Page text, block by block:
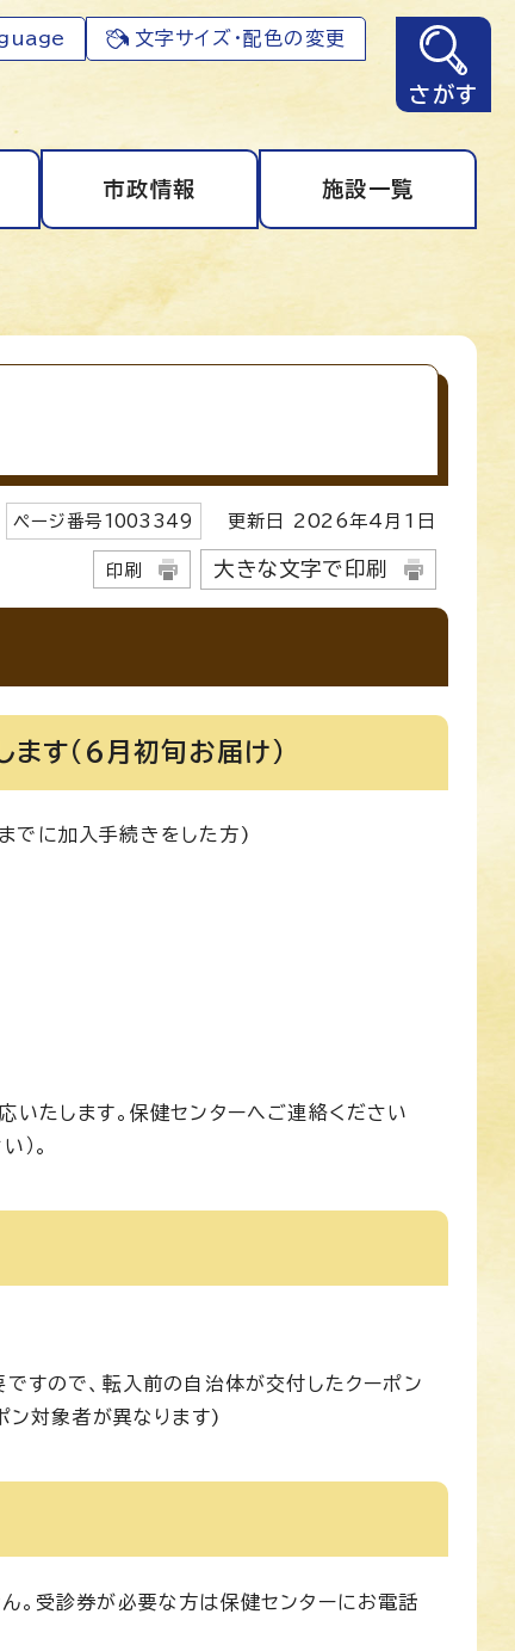
文字サイズ・配色の変更
さがす
市政情報 施設一覧
ページ番号 1003349 更新日 2026年4月1日
印刷 大きな文字で印刷
ます(6月初旬お届け)
でに加入手続きをした方)
たします。保健センターへご連絡ください
）。
すので、転入前の自治体が交付したクーポン
ン対象者が異なります)
。受診券が必要な方は保健センターにお電話